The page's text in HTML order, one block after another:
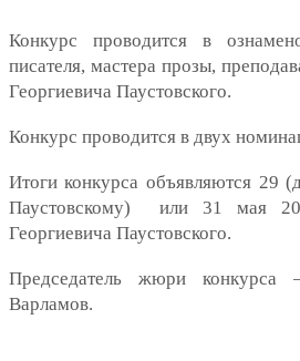
Конкурс проводится в
писателя, мастера прозы,
Георгиевича Паустовского.
Конкурс проводится в двух
Итоги конкурса объявляются 29
Паустовскому) или 31 мая
Георгиевича Паустовского.
Председатель жюри конкурса
Варламов.